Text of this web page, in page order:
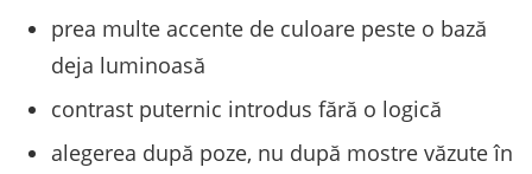
prea multe accente de culoare peste o bază
deja luminoasă
contrast puternic introdus fără o logică
alegerea după poze, nu după mostre văzute în